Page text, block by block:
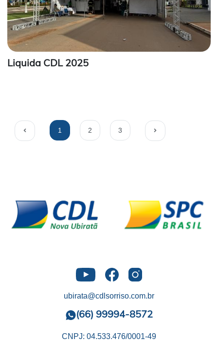
Liquida CDL 2025
1 2 3
ubirata@cdlsorriso.com.br
(66) 99994-8572
CNPJ: 04.533.476/0001-49